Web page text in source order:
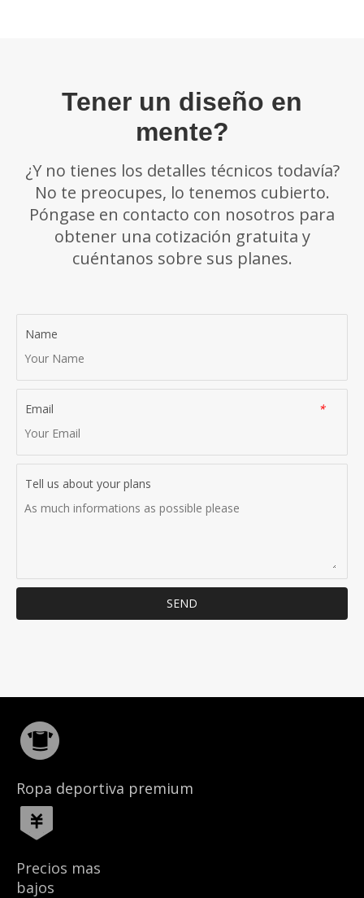
Tener un diseño en
mente?
¿Y no tienes los detalles técnicos todavía?
No te preocupes, lo tenemos cubierto.
Póngase en contacto con nosotros para
obtener una cotización gratuita y
cuéntanos sobre sus planes.
Name
*
Email
Tell us about your plans
SEND
Ropa deportiva premium
Precios mas
bajos